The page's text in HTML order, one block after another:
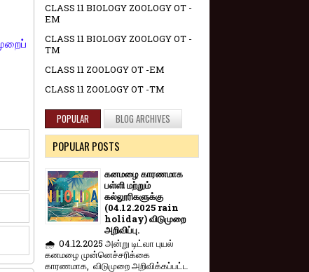
CLASS 11 BIOLOGY ZOOLOGY OT -
EM
CLASS 11 BIOLOGY ZOOLOGY OT -
TM
CLASS 11 ZOOLOGY OT -EM
CLASS 11 ZOOLOGY OT -TM
POPULAR BLOG ARCHIVES
POPULAR POSTS
கனமழை காரணமாக
பள்ளி மற்றும்
கல்லூரிகளுக்கு
(04.12.2025 rain
holiday) விடுமுறை
அறிவிப்பு.
🌧️ 04.12.2025 அன்று டிட்வா புயல்
கனமழை முன்னெச்சரிக்கை
காரணமாக, விடுமுறை அறிவிக்கப்பட்ட